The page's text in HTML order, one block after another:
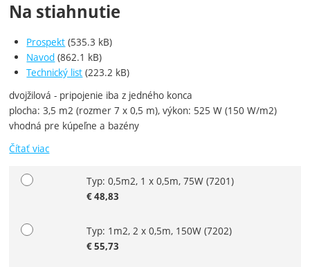
Na stiahnutie
Prospekt (535.3 kB)
Navod (862.1 kB)
Technický list (223.2 kB)
dvojžilová - pripojenie iba z jedného konca
plocha: 3,5 m2 (rozmer 7 x 0,5 m), výkon: 525 W (150 W/m2)
vhodná pre kúpeľne a bazény
Čítať viac
Zvoľte variantTyp: 0,5m2, 1 x 0,5m, 75W(7201)
€48,83
Typ: 1m2, 2 x 0,5m, 150W(7202)
€55,73